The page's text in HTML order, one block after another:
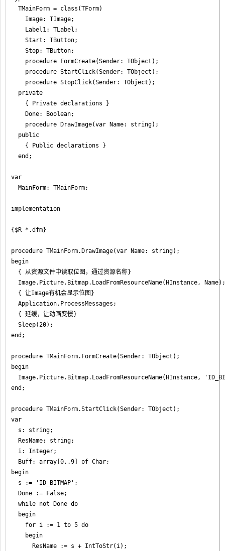
  TMainForm = class(TForm)
    Image: TImage;
    Label1: TLabel;
    Start: TButton;
    Stop: TButton;
    procedure FormCreate(Sender: TObject);
    procedure StartClick(Sender: TObject);
    procedure StopClick(Sender: TObject);
  private
    { Private declarations }
    Done: Boolean;
    procedure DrawImage(var Name: string);
  public
    { Public declarations }
  end;
var
  MainForm: TMainForm;
implementation
{$R *.dfm}
procedure TMainForm.DrawImage(var Name: string);
begin
  { 从资源文件中读取位图，通过资源名称}
  Image.Picture.Bitmap.LoadFromResourceName(HInstance, Name);
  { 让Image有机会显示位图}
  Application.ProcessMessages;
  { 延缓，让动画变慢}
  Sleep(20);
end;
procedure TMainForm.FormCreate(Sender: TObject);
begin
Image.Picture.Bitmap.LoadFromResourceName(HInstance,
end;
procedure TMainForm.StartClick(Sender: TObject);
var
  s: string;
  ResName: string;
  i: Integer;
  Buff: array[0..9] of Char;
begin
  s := 'ID_BITMAP';
  Done := False;
  while not Done do
  begin
    for i := 1 to 5 do
    begin
      ResName := s + IntToStr(i);